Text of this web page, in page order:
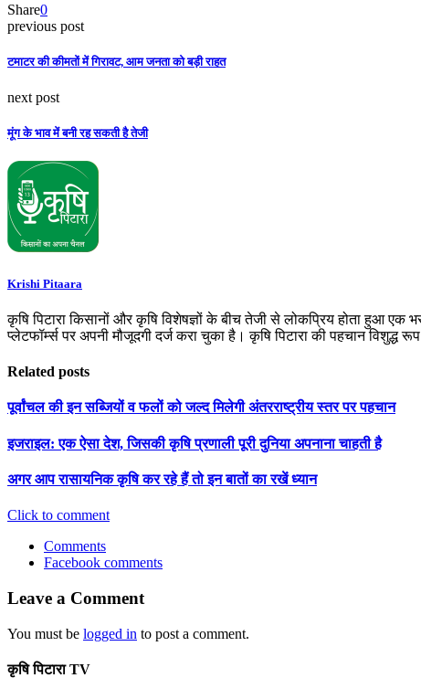
Share0
previous post
टमाटर की कीमतों में गिरावट, आम जनता को बड़ी राहत
next post
मूंग के भाव में बनी रह सकती है तेजी
Krishi Pitaara
कृषि पिटारा किसानों और कृषि विशेषज्ञों के बीच तेजी से लोकप्रिय होता हुआ
प्लेटफॉर्म्स पर अपनी मौजूदगी दर्ज करा चुका है। कृषि पिटारा की पहचान
Related posts
पूर्वांचल की इन सब्जियों व फलों को जल्द मिलेगी अंतरराष्ट्रीय स्तर पर पहचान
इजराइल: एक ऐसा देश, जिसकी कृषि प्रणाली पूरी दुनिया अपनाना चाहती है
अगर आप रासायनिक कृषि कर रहे हैं तो इन बातों का रखें ध्यान
Click to comment
Comments
Facebook comments
Leave a Comment
You must be logged in to post a comment.
कृषि पिटारा TV